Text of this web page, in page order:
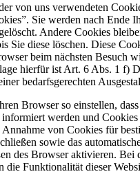
von uns verwendeten
Sie werden nach Ende
Andere Cookies
Sie diese löschen. Diese
beim nächsten Besuch
hierfür ist Art. 6 Abs. 1 f)
bedarfsgerechten
Browser so einstellen,
werden und
Annahme von Cookies für
sowie das
des Browser aktivieren. Bei
die Funktionalität dieser